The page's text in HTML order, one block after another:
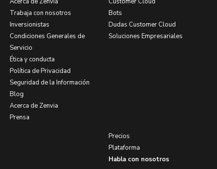
Trabaja con nosotros
Inversionistas
Condiciones Generales de
Servicio
Ética y conducta
Política de Privacidad
Seguridad de la Información
Blog
Acerca de Zenvia
Prensa
Bots
Dudas Customer Cloud
Soluciones Empresariales
Precios
Plataforma
Habla con nosotros